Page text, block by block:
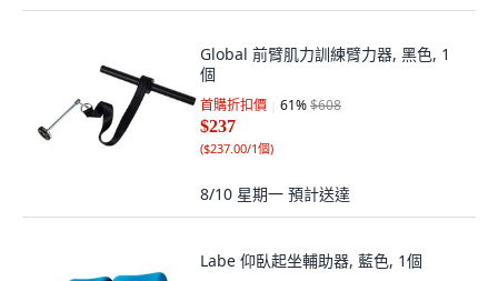
Global 前臂肌力訓練臂力器, 黑色, 1
個
首購折扣價 61%$608
$237
($237.00/1個)
8/10 星期一 預計送達
Labe 仰臥起坐輔助器, 藍色, 1個